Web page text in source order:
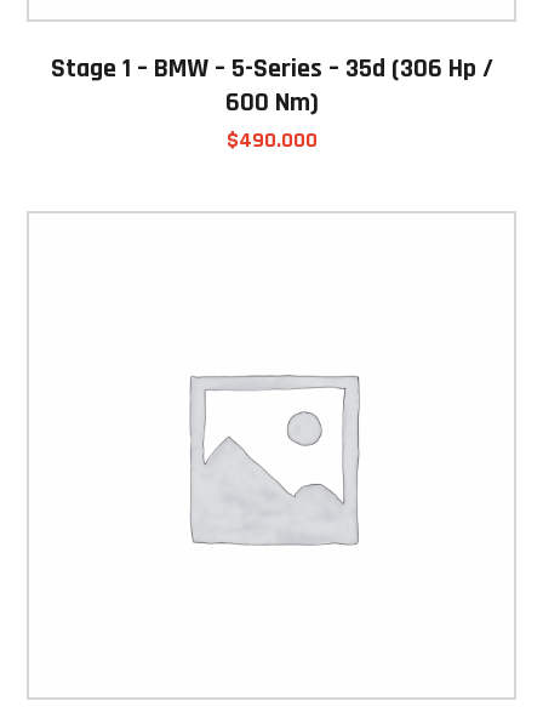
Stage 1 – BMW – 5-Series – 35d (306 Hp /
600 Nm)
$490.000